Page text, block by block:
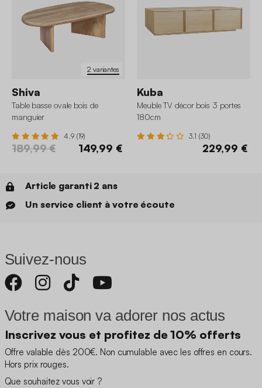
2 variantes
Shiva
Table basse ovale bois de
manguier
4.9 (19)
189,99 € 149,99 €
Kuba
Meuble TV décor bois 3 portes
180cm
3.1 (30)
229,99 €
Article garanti 2 ans
Un service client à votre écoute
Suivez-nous
Votre maison va adorer nos actus
Inscrivez vous et profitez de 10% offerts
Offre valable dès 200€. Non cumulable avec les offres en cours.
Hors prix rouges.
Que souhaitez vous voir ?